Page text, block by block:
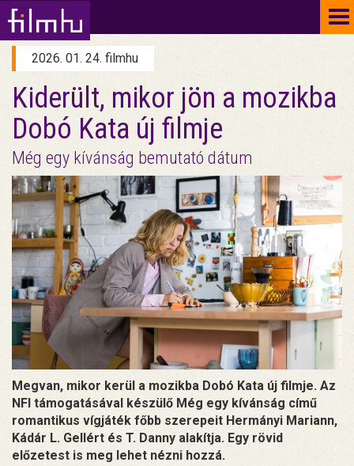
2026. 01. 24. filmhu
Kiderült, mikor jön a mozikba
Dobó Kata új filmje
Még egy kívánság bemutató dátum
Megvan, mikor kerül a mozikba Dobó Kata új filmje. Az
NFI támogatásával készülő Még egy kívánság című
romantikus vígjáték főbb szerepeit Hermányi Mariann,
Kádár L. Gellért és T. Danny alakítja. Egy rövid
előzetest is meg lehet nézni hozzá.